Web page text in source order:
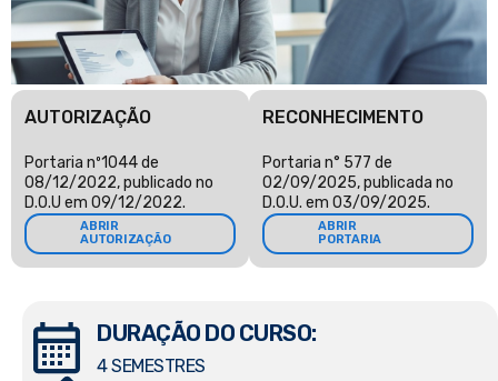
AUTORIZAÇÃO
Portaria nº1044 de
08/12/2022, publicado no
D.O.U em 09/12/2022.
ABRIR
AUTORIZAÇÃO
RECONHECIMENTO
Portaria n° 577 de
02/09/2025, publicada no
D.O.U. em 03/09/2025.
ABRIR
PORTARIA
DURAÇÃO DO CURSO:
4 SEMESTRES